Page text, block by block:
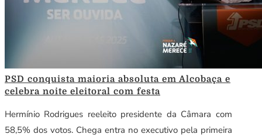
PSD conquista maioria absoluta em Alcobaça e
celebra noite eleitoral com festa
Hermínio Rodrigues reeleito presidente da Câmara com
58,5% dos votos. Chega entra no executivo pela primeira